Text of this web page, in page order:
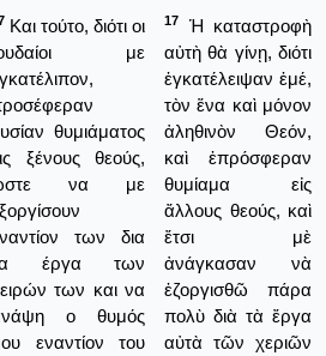
Και τούτο, διότι οι
με
θυμιάματος
ξένους θεούς,
να με
των δια
έργα των
των και να
ο θυμός
εναντίον του
17
Ἡ καταστροφὴ
αὐτὴ θὰ γίνῃ, διότι
ἐγκατέλειψαν ἐμέ,
τὸν ἕνα καὶ μόνον
ἀληθινὸν Θεόν,
καὶ ἐπρόσφεραν
θυμίαμα εἰς
ἄλλους θεούς, καὶ
ἔτσι μὲ
ἀνάγκασαν νὰ
ἐζοργισθῶ πάρα
πολὺ διὰ τὰ ἔργα
αὐτὰ τῶν χεριῶν